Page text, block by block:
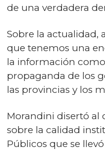
de una verdadera
Sobre la actualidad,
que tenemos una
la información
propaganda de los
las provincias y los
Morandini disertó al
sobre la calidad
Públicos que se